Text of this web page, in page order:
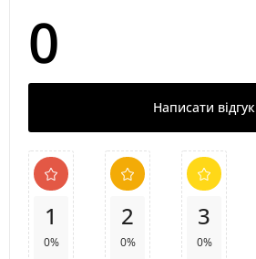
0
Написати відгук
1
0%
2
0%
3
0%